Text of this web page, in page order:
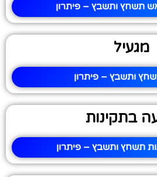
אש תשחץ ותשבץ – פיתרון
מגעיל
ותשבץ – פיתרון
בתקינות
תשחץ ותשבץ – פיתרון